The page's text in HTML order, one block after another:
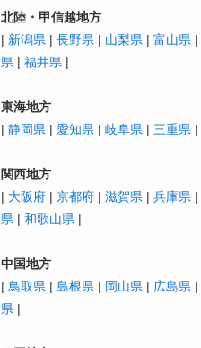
北陸・ 甲信越地方
| 新潟県 | 長野県 | 山梨県 | 富山県 |
県 | 福井県 |
東海地方
| 静岡県 | 愛知県 | 岐阜県 | 三重県 |
関西地方
| 大阪府 | 京都府 | 滋賀県 | 兵庫県 |
県 | 和歌山県 |
中国地方
| 鳥取県 | 島根県 | 岡山県 | 広島県 |
県 |